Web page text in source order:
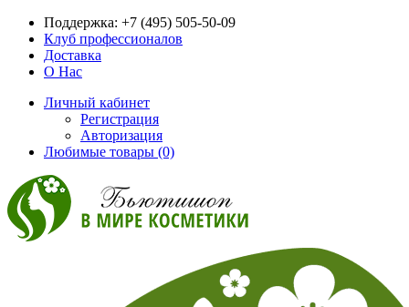
Поддержка: +7 (495) 505-50-09
Клуб профессионалов
Доставка
О Нас
Личный кабинет
Регистрация
Авторизация
Любимые товары (0)